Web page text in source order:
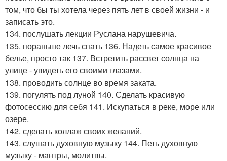
том, что бы ты хотела через пять лет в своей жизни - и
записать это.
134. послушать лекции Руслана нарушевича.
135. пораньше лечь спать 136. Надеть самое красивое
белье, просто так 137. Встретить рассвет солнца на
улице - увидеть его своими глазами.
138. проводить солнце во время заката.
139. погулять под луной 140. Сделать красивую
фотосессию для себя 141. Искупаться в реке, море или
озере.
142. сделать коллаж своих желаний.
143. слушать духовную музыку 144. Петь духовную
музыку - мантры, молитвы.